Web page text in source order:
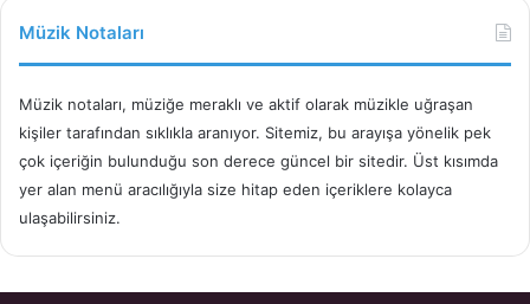
Müzik Notaları
Müzik notaları, müziğe meraklı ve aktif olarak müzikle uğraşan
kişiler tarafından sıklıkla aranıyor. Sitemiz, bu arayışa yönelik pek
çok içeriğin bulunduğu son derece güncel bir sitedir. Üst kısımda
yer alan menü aracılığıyla size hitap eden içeriklere kolayca
ulaşabilirsiniz.